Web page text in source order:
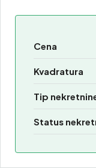
Cena
Kvadratura
Tip
Status